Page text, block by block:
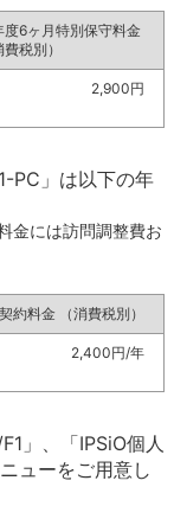
度6ヶ月特別保守料金
費税別）
2,900円
PC」は以下の年
金には訪問調整費お
約料金 （消費税別）
2,400円/年
」、「IPSiO個人
ューをご用意し